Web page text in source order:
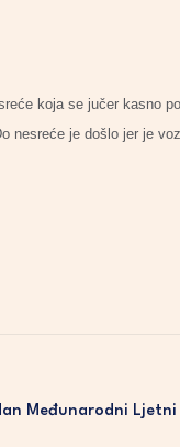
koja se jučer kasno
nesreće je došlo jer je
Međunarodni